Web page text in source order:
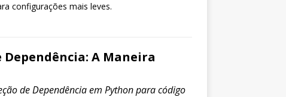
configurações mais leves.
Dependência: A Maneira
de Dependência em Python para código